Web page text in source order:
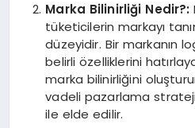
Marka Bilinirliği Nedir?:
tüketicilerin markayı
düzeyidir. Bir markanın
belirli özelliklerini
marka bilinirliğini
vadeli pazarlama
ile elde edilir.